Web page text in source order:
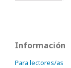
Información
Para lectores/as